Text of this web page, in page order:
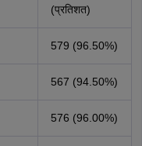
(प्रतिशत)
579 (96.50%)
567 (94.50%)
576 (96.00%)